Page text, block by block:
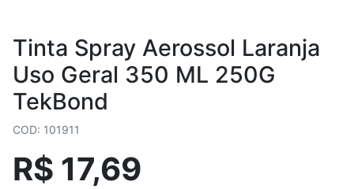
Tinta Spray Aerossol Laranja
Uso Geral 350 ML 250G
TekBond
COD: 101911
R$ 17,69